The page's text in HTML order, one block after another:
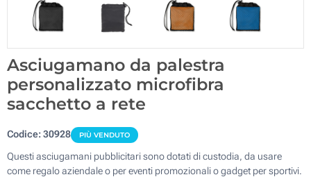
Asciugamano da palestra
personalizzato microfibra
sacchetto a rete
Codice:30928 PIÙ VENDUTO
Questi asciugamani pubblicitari sono dotati di custodia, da usare
come regalo aziendale o per eventi promozionali o gadget per sportivi.